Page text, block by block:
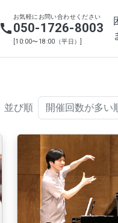
call
お気軽にお問い合わせください
050-1726-8003
[10:00〜18:00（平日）]
並び順